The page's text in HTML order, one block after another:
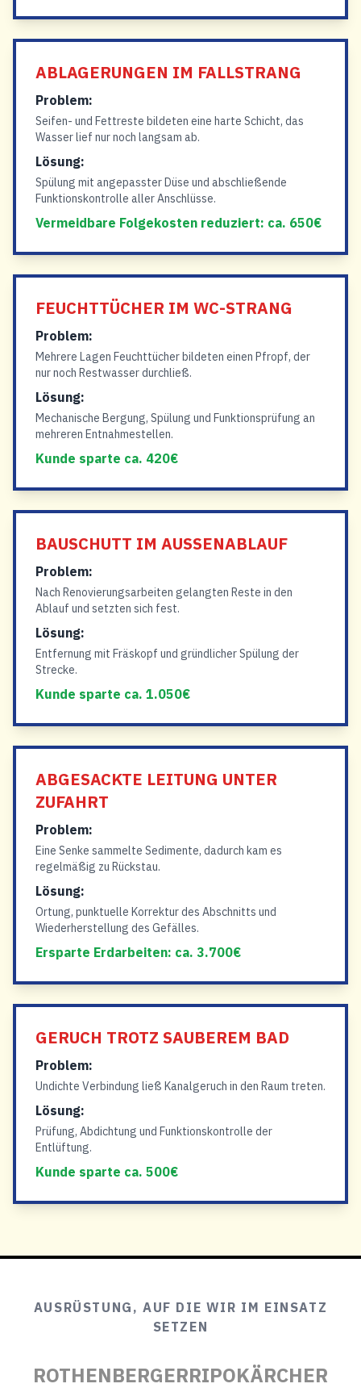
ABLAGERUNGEN IM FALLSTRANG
Problem:
Seifen- und Fettreste bildeten eine harte Schicht, das
Wasser lief nur noch langsam ab.
Lösung:
Spülung mit angepasster Düse und abschließende
Funktionskontrolle aller Anschlüsse.
Vermeidbare Folgekosten reduziert: ca. 650€
FEUCHTTÜCHER IM WC-STRANG
Problem:
Mehrere Lagen Feuchttücher bildeten einen Pfropf, der
nur noch Restwasser durchließ.
Lösung:
Mechanische Bergung, Spülung und Funktionsprüfung an
mehreren Entnahmestellen.
Kunde sparte ca. 420€
BAUSCHUTT IM AUSSENABLAUF
Problem:
Nach Renovierungsarbeiten gelangten Reste in den
Ablauf und setzten sich fest.
Lösung:
Entfernung mit Fräskopf und gründlicher Spülung der
Strecke.
Kunde sparte ca. 1.050€
ABGESACKTE LEITUNG UNTER
ZUFAHRT
Problem:
Eine Senke sammelte Sedimente, dadurch kam es
regelmäßig zu Rückstau.
Lösung:
Ortung, punktuelle Korrektur des Abschnitts und
Wiederherstellung des Gefälles.
Ersparte Erdarbeiten: ca. 3.700€
GERUCH TROTZ SAUBEREM BAD
Problem:
Undichte Verbindung ließ Kanalgeruch in den Raum treten.
Lösung:
Prüfung, Abdichtung und Funktionskontrolle der
Entlüftung.
Kunde sparte ca. 500€
AUSRÜSTUNG, AUF DIE WIR IM EINSATZ
SETZEN
ROTHENBERGERRIPOKÄRCHER